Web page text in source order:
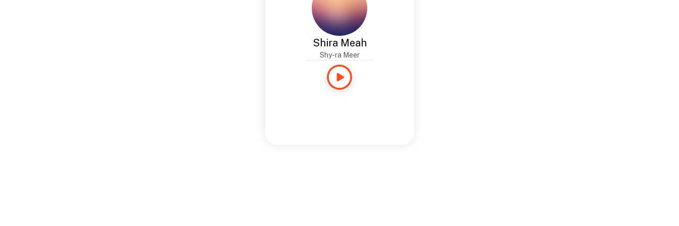
Shira Meah
Shy-ra Meer